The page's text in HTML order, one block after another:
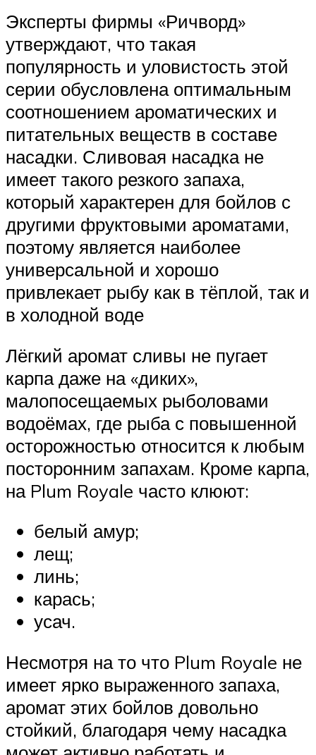
Эксперты фирмы «Ричворд»
утверждают, что такая
популярность и уловистость этой
серии обусловлена оптимальным
соотношением ароматических и
питательных веществ в составе
насадки. Сливовая насадка не
имеет такого резкого запаха,
который характерен для бойлов с
другими фруктовыми ароматами,
поэтому является наиболее
универсальной и хорошо
привлекает рыбу как в тёплой, так и
в холодной воде
Лёгкий аромат сливы не пугает
карпа даже на «диких»,
малопосещаемых рыболовами
водоёмах, где рыба с повышенной
осторожностью относится к любым
посторонним запахам. Кроме карпа,
на Plum Royale часто клюют:
белый амур;
лещ;
линь;
карась;
усач.
Несмотря на то что Plum Royale не
имеет ярко выраженного запаха,
аромат этих бойлов довольно
стойкий, благодаря чему насадка